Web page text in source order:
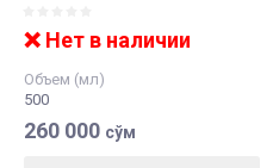
❌ Нет в наличии
Объем (мл)
500
260 000 сўм